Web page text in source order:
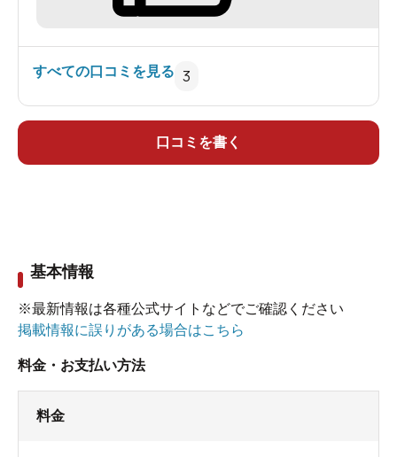
なるのです。
すべての口コミを見る 3
口コミを書く
基本情報
※最新情報は各種公式サイトなどでご確認ください
掲載情報に誤りがある場合はこちら
料金・お支払い方法
料金